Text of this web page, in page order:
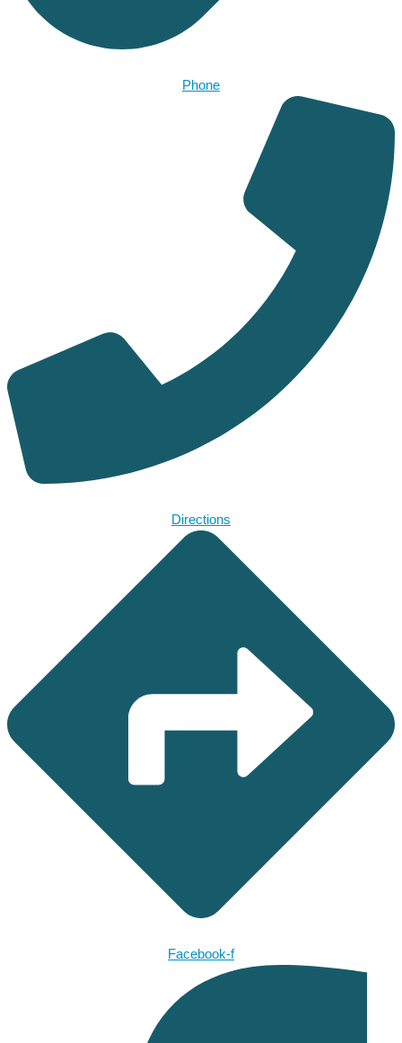
Phone
Directions
Facebook-f